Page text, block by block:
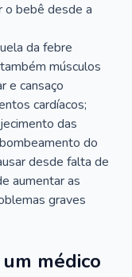
o bebê desde a
da febre
músculos
e cansaço
cardíacos;
das
do
desde falta de
aumentar as
graves
médico